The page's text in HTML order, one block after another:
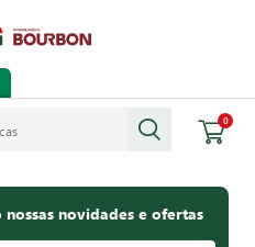
0
novidades e ofertas